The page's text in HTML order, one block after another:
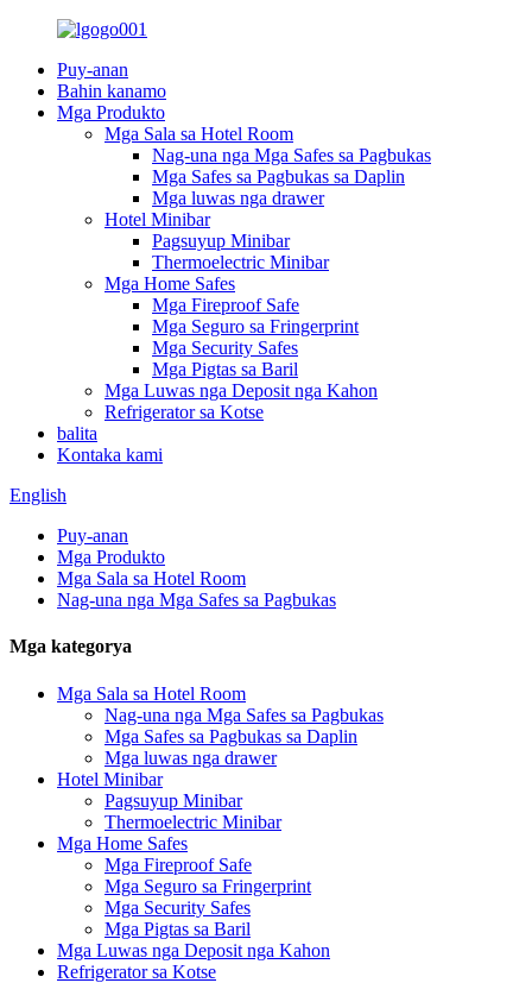
Puy-anan
Bahin kanamo
Mga Produkto
Mga Sala sa Hotel Room
Nag-una nga Mga Safes sa Pagbukas
Mga Safes sa Pagbukas sa Daplin
Mga luwas nga drawer
Hotel Minibar
Pagsuyup Minibar
Thermoelectric Minibar
Mga Home Safes
Mga Fireproof Safe
Mga Seguro sa Fringerprint
Mga Security Safes
Mga Pigtas sa Baril
Mga Luwas nga Deposit nga Kahon
Refrigerator sa Kotse
balita
Kontaka kami
English
Puy-anan
Mga Produkto
Mga Sala sa Hotel Room
Nag-una nga Mga Safes sa Pagbukas
Mga kategorya
Mga Sala sa Hotel Room
Nag-una nga Mga Safes sa Pagbukas
Mga Safes sa Pagbukas sa Daplin
Mga luwas nga drawer
Hotel Minibar
Pagsuyup Minibar
Thermoelectric Minibar
Mga Home Safes
Mga Fireproof Safe
Mga Seguro sa Fringerprint
Mga Security Safes
Mga Pigtas sa Baril
Mga Luwas nga Deposit nga Kahon
Refrigerator sa Kotse